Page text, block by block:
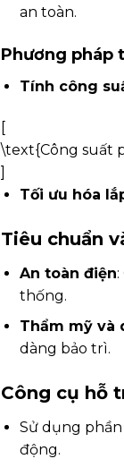
an toàn.
Phương pháp
Tính công
[
\text{Công suất
]
Tối ưu hóa
Tiêu chuẩn
An toàn điện
thống.
Thẩm mỹ và
dàng bảo trì.
Công cụ hỗ
Sử dụng
động.